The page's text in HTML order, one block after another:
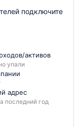
подключите
активов
упали
адрес
последний год